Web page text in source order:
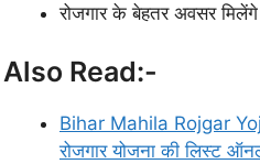
रोजगार के बेहतर अवसर
Also Read:-
Bihar Mahila Rojgar
रोजगार योजना की लिस्ट